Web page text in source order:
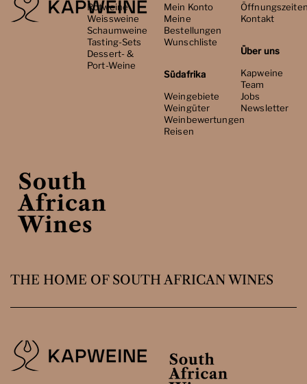
Rotweine
Weissweine
Schaumweine
Tasting-Sets
Dessert- &
Port-Weine
Mein Konto
Meine
Bestellungen
Wunschliste
Südafrika
Weingebiete
Weingüter
Weinbewertungen
Reisen
Kontakt
Über uns
Kapweine
Team
Jobs
Newsletter
THE HOME OF SOUTH AFRICAN WINES